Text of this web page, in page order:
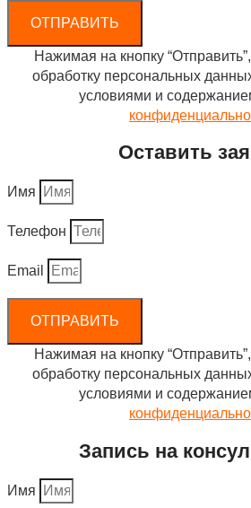
ОТПРАВИТЬ
Нажимая на кнопку
обработку персональных
условиями и
Оставить
Имя
Телефон
Email
ОТПРАВИТЬ
Нажимая на кнопку
обработку персональных
условиями и
Запись на
Имя